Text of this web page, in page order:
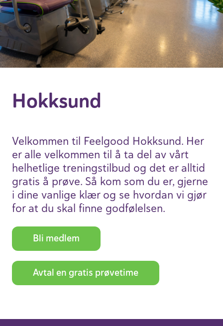
Hokk­sund
Velkommen til Feelgood Hokk­sund. Her
er alle velkommen til å ta del av vårt
helhet­lige trenings­tilbud og det er alltid
gratis å prøve. Så kom som du er, gjerne
i dine vanlige klær og se hvordan vi gjør
for at du skal finne godfø­lelsen.
Bli medlem
Avtal en gratis prøve­time